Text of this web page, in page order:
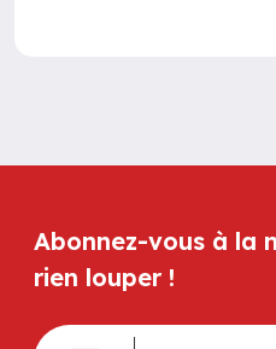
Abonnez-vous à la
rien louper !